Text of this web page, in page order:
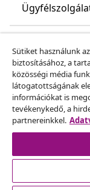
vidaXL
Fedezz fel
Sütiket használunk
biztosításához, a
közösségi média
látogatottságának
információkat is
tevékenykedő, a
partnereinkkel.